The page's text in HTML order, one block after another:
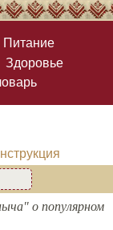
Питание
Здоровье
о популярном